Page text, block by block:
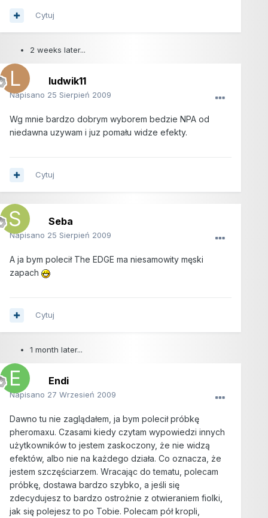
Cytuj
2 weeks later...
ludwik11
Napisano 25 Sierpień 2009
Wg mnie bardzo dobrym wyborem bedzie NPA od
niedawna uzywam i juz pomału widze efekty.
Cytuj
Seba
Napisano 25 Sierpień 2009
A ja bym polecił The EDGE ma niesamowity męski
zapach
Cytuj
1 month later...
Endi
Napisano 27 Wrzesień 2009
Dawno tu nie zaglądałem, ja bym polecił próbkę
pheromaxu. Czasami kiedy czytam wypowiedzi innych
użytkowników to jestem zaskoczony, że nie widzą
efektów, albo nie na każdego działa. Co oznacza, że
jestem szczęściarzem. Wracając do tematu, polecam
próbkę, dostawa bardzo szybko, a jeśli się
zdecydujesz to bardzo ostrożnie z otwieraniem fiolki,
jak się polejesz to po Tobie. Polecam pół kropli,